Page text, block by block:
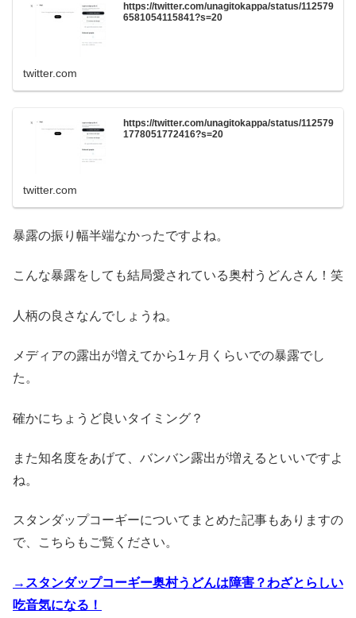
https://twitter.com/unagitokappa/status/112579
6581054115841?s=20
twitter.com
https://twitter.com/unagitokappa/status/112579
1778051772416?s=20
twitter.com
暴露の振り幅半端なかったですよね。
こんな暴露をしても結局愛されている奥村うどんさん！笑
人柄の良さなんでしょうね。
メディアの露出が増えてから1ヶ月くらいでの暴露でし
た。
確かにちょうど良いタイミング？
また知名度をあげて、バンバン露出が増えるといいですよ
ね。
スタンダップコーギーについてまとめた記事もありますの
で、こちらもご覧ください。
→スタンダップコーギー奥村うどんは障害？わざとらしい
吃音気になる！